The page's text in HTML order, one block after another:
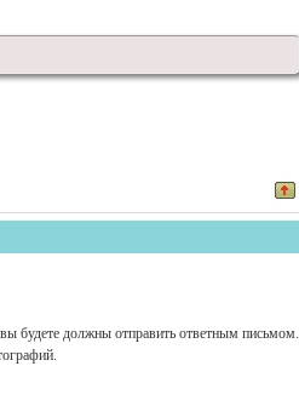
будете должны отправить ответным письмом.